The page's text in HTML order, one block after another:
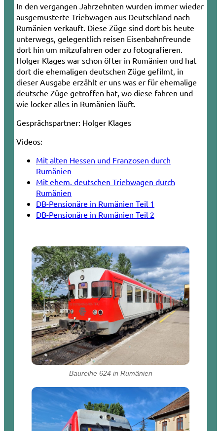
In den vergangen Jahrzehnten wurden immer wieder
ausgemusterte Triebwagen aus Deutschland nach
Rumänien verkauft. Diese Züge sind dort bis heute
unterwegs, gelegentlich reisen Eisenbahnfreunde
dort hin um mitzufahren oder zu fotografieren.
Holger Klages war schon öfter in Rumänien und hat
dort die ehemaligen deutschen Züge gefilmt, in
dieser Ausgabe erzählt er uns was er für ehemalige
deutsche Züge getroffen hat, wo diese fahren und
wie locker alles in Rumänien läuft.
Gesprächspartner: Holger Klages
Videos:
Mit alten Hessen und Franzosen durch
Rumänien
Mit ehem. deutschen Triebwagen durch
Rumänien
DB-Pensionäre in Rumänien Teil 1
DB-Pensionäre in Rumänien Teil 2
Baureihe 624 in Rumänien